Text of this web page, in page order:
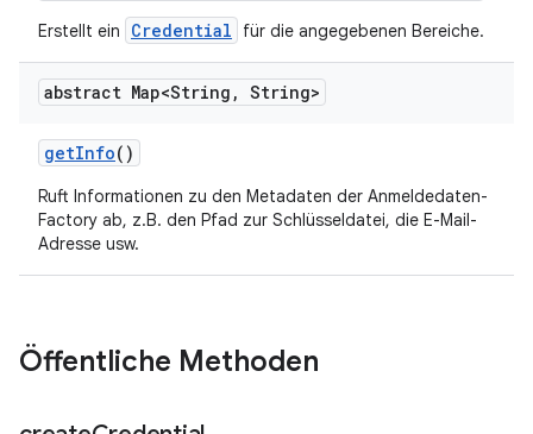
Erstellt ein Credential für die angegebenen Bereiche.
abstract Map<String , String>
getInfo()
Ruft Informationen zu den Metadaten der Anmeldedaten-
Factory ab, z.B. den Pfad zur Schlüsseldatei, die E-Mail-
Adresse usw.
Öffentliche Methoden